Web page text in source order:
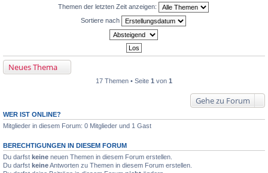
Themen der letzten Zeit anzeigen:
Sortiere nach
Neues Thema
17 Themen • Seite 1 von 1
Gehe zu Forum
WER IST ONLINE?
Mitglieder in diesem Forum: 0 Mitglieder und 1 Gast
BERECHTIGUNGEN IN DIESEM FORUM
Du darfst keine neuen Themen in diesem Forum erstellen.
Du darfst keineAntworten zu Themen in diesem Forum erstellen.